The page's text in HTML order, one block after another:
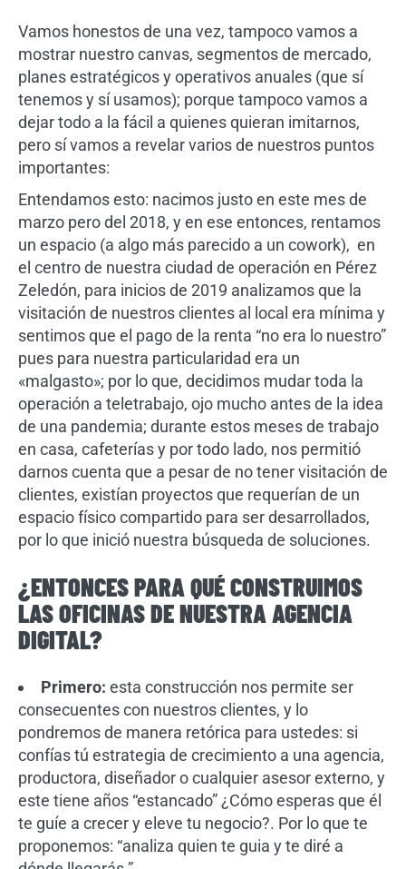
Vamos honestos de una vez, tampoco vamos a
mostrar nuestro canvas, segmentos de mercado,
planes estratégicos y operativos anuales (que sí
tenemos y sí usamos); porque tampoco vamos a
dejar todo a la fácil a quienes quieran imitarnos,
pero sí vamos a revelar varios de nuestros puntos
importantes:
Entendamos esto: nacimos justo en este mes de
marzo pero del 2018, y en ese entonces, rentamos
un espacio (a algo más parecido a un cowork), en
el centro de nuestra ciudad de operación en Pérez
Zeledón, para inicios de 2019 analizamos que la
visitación de nuestros clientes al local era mínima y
sentimos que el pago de la renta “no era lo nuestro”
pues para nuestra particularidad era un
«malgasto»; por lo que, decidimos mudar toda la
operación a teletrabajo, ojo mucho antes de la idea
de una pandemia; durante estos meses de trabajo
en casa, cafeterías y por todo lado, nos permitió
darnos cuenta que a pesar de no tener visitación de
clientes, existían proyectos que requerían de un
espacio físico compartido para ser desarrollados,
por lo que inició nuestra búsqueda de soluciones.
¿ENTONCES PARA QUÉ CONSTRUIMOS
LAS OFICINAS DE NUESTRA AGENCIA
DIGITAL?
Primero: esta construcción nos permite ser
consecuentes con nuestros clientes, y lo
pondremos de manera retórica para ustedes: si
confías tú estrategia de crecimiento a una agencia,
productora, diseñador o cualquier asesor externo, y
este tiene años “estancado” ¿Cómo esperas que él
te guíe a crecer y eleve tu negocio?. Por lo que te
proponemos: “analiza quien te guia y te diré a